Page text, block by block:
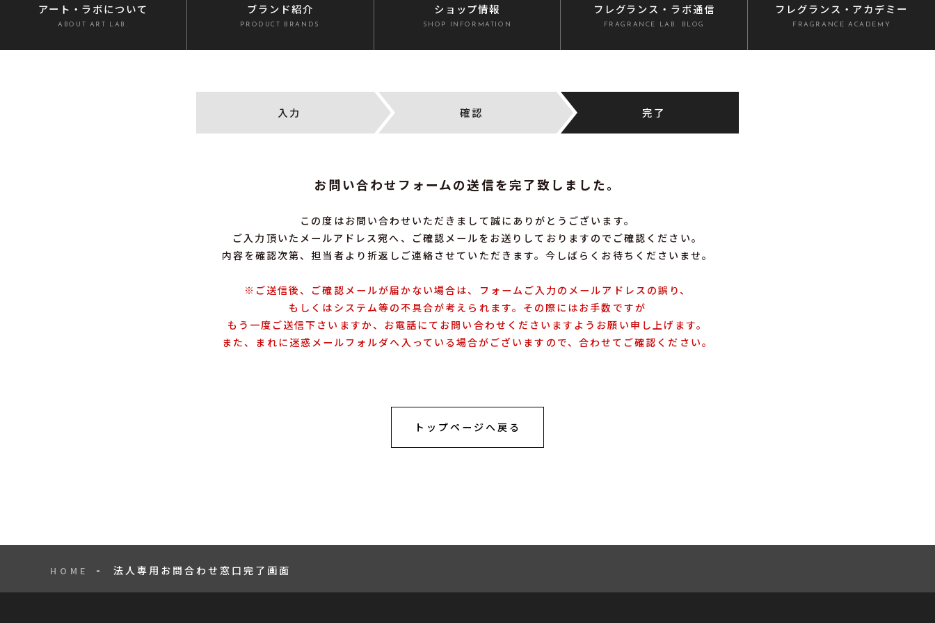
アート・ラボについて
ABOUT ART LAB.
ブランド紹介
PRODUCT BRANDS
ショップ情報
SHOP INFORMATION
フレグランス ・ラボ通信
FRAGRANCE LAB. BLOG
フレグランス ・アカデミー
FRAGRANCE ACADEMY
入力 確認 完了
お問い合わせフォームの送信を完了致しました。
この度はお問い合わせいただきまして誠にありがとうございます。
ご入力頂いたメールアドレス宛へ、ご確認メールをお送りしておりますのでご確認ください。
内容を確認次第、担当者より折返しご連絡させていただきます。今しばらくお待ちくださいませ。
※ご送信後、ご確認メールが届かない場合は、フォームご入力のメールアドレスの誤り、
もしくはシステム等の不具合が考えられます。その際にはお手数ですが
もう一度ご送信下さいますか、お電話にてお問い合わせくださいますようお願い申し上げます。
また、まれに迷惑メールフォルダへ入っている場合がございますので、合わせてご確認ください。
トップページへ戻る
HOME 法人専用お問合わせ窓口完了画面